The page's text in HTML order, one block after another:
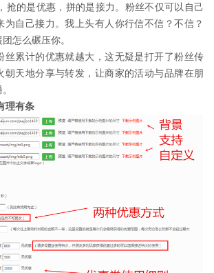
抢的是优惠，拼的是接力。粉丝不仅可以自己
为自己接力。我上头有人你行信不信？不信？
怎么碾压你。
丝累计的优惠就越大，这无疑是打开了粉丝传
朝天地分享与转发，让商家的活动与品牌在朋
理有条